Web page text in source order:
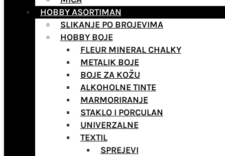
HOBBY ASORTIMAN
SLIKANJE PO BROJEVIMA
HOBBY BOJE
FLEUR MINERAL CHALKY
METALIK BOJE
BOJE ZA KOŽU
ALKOHOLNE TINTE
MARMORIRANJE
STAKLO I PORCULAN
UNIVERZALNE
TEXTIL
SPREJEVI